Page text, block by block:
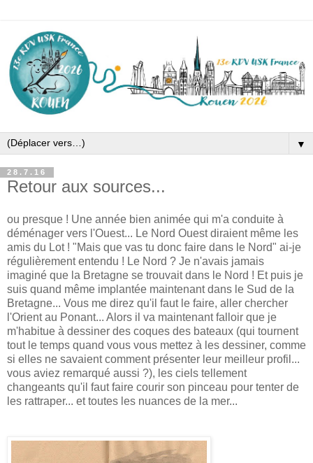
▼
28.7.16
Retour aux sources...
ou presque ! Une année bien animée qui m'a conduite à
déménager vers l'Ouest... Le Nord Ouest diraient même les
amis du Lot ! "Mais que vas tu donc faire dans le Nord" ai-je
régulièrement entendu ! Le Nord ? Je n'avais jamais
imaginé que la Bretagne se trouvait dans le Nord ! Et puis je
suis quand même implantée maintenant dans le Sud de la
Bretagne... Vous me direz qu'il faut le faire, aller chercher
l'Orient au Ponant... Alors il va maintenant falloir que je
m'habitue à dessiner des coques des bateaux (qui tournent
tout le temps quand vous vous mettez à les dessiner, comme
si elles ne savaient comment présenter leur meilleur profil...
vous aviez remarqué aussi ?), les ciels tellement
changeants qu'il faut faire courir son pinceau pour tenter de
les rattraper... et toutes les nuances de la mer...